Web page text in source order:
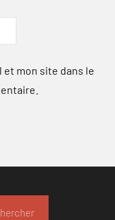
mon site dans le